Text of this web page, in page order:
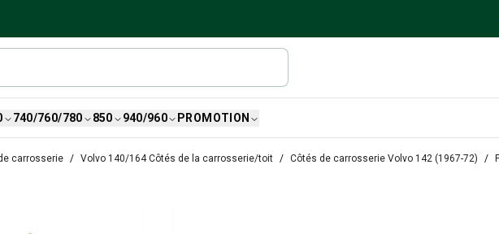
740/760/780 850 940/960 PROMOTION
carrosserie Volvo 140/164 Côtés de la carrosserie/toit Côtés de carrosserie Volvo 142 (1967-72)